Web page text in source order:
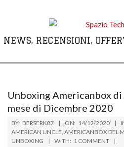
NEWS, RECENSIONI,
MenuUnboxing Americanbox
mese di Dicembre 2020
BY: BERSERK87 ON: 14/12/2020
AMERICAN UNCLE AMERICANBOX DEL
UNBOXING
WITH: 1 COMMENT